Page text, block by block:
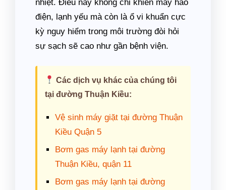
nhiệt. Điều này không chỉ khiến máy hao
điện, lạnh yếu mà còn là ổ vi khuẩn cực
kỳ nguy hiểm trong môi trường đòi hỏi
sự sạch sẽ cao như gần bệnh viện.
Các dịch vụ khác của chúng tôi
tại đường Thuận Kiều:
Vệ sinh máy giặt tại đường Thuận
Kiều Quận 5
Bơm gas máy lạnh tại đường
Thuận Kiều, quận 11
Bơm gas máy lạnh tại đường